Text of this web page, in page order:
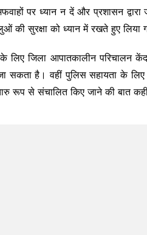
पर ध्यान न दें और प्रशासन द्वारा
की सुरक्षा को ध्यान में रखते हुए लिया
लिए जिला आपातकालीन परिचालन
है। वहीं पुलिस सहायता के लिए
रूप से संचालित किए जाने की बात